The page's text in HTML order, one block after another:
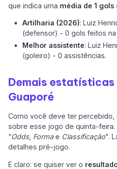
que indica uma média de 1
Artilharia (2026): Luiz
(defensor) - 0 gols feitos
Melhor assistente: Luiz
(goleiro) - 0 assistências.
Demais estatísticas
Guaporé
Como você deve ter percebido,
sobre esse jogo de quinta-feira.
“Odds Formae Classificação".
detalhes pré-jogo.
E claro: se quiser ver o